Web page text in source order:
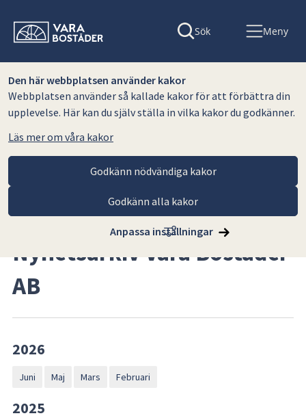
Den här webbplatsen använder kakor
Webbplatsen använder så kallade kakor för att förbättra din
upplevelse. Här kan du själv ställa in vilka kakor du godkänner.
Läs mer om våra kakor
Godkänn nödvändiga kakor
Godkänn alla kakor
Anpassa inställningar
Sök Meny
Vara Bostäder AB Nyhetsarkiv Vara Bostäder AB
Nyhetsarkiv Vara Bostäder
AB
2026
Juni Maj Mars Februari
2025